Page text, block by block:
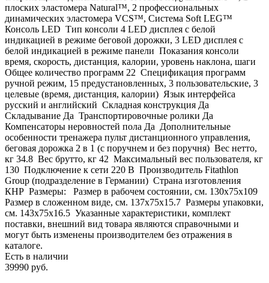
плоских эластомера Natural™, 2 профессиональных
динамических эластомера VCS™, Система Soft LEG™
Консоль LED Тип консоли 4 LED дисплея с белой
индикацией в режиме беговой дорожки, 3 LED дисплея с
белой индикацией в режиме панели Показания консоли
время, скорость, дистанция, калории, уровень наклона, шаги
Общее количество программ 22 Спецификация программ
ручной режим, 15 предустановленных, 3 пользовательские, 3
целевые (время, дистанция, калории) Язык интерфейса
русский и английский Складная конструкция Да
Складывание Да Транспортировочные ролики Да
Компенсаторы неровностей пола Да Дополнительные
особенности тренажера пульт дистанционного управления,
беговая дорожка 2 в 1 (с поручнем и без поручня) Вес нетто,
кг 34.8 Вес брутто, кг 42 Максимальный вес пользователя, кг
130 Подключение к сети 220 В Производитель Fitathlon
Group (подразделение в Германии) Страна изготовления
КНР Размеры: Размер в рабочем состоянии, см. 130х75x109
Размер в сложенном виде, см. 137х75x15.7 Размеры упаковки,
см. 143х75x16.5 Указанные характеристики, комплект
поставки, внешний вид товара являются справочными и
могут быть изменены производителем без отражения в
каталоге.
Есть в наличии
39990 руб.